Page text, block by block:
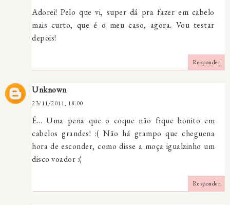
Adorei! Pelo que vi, super dá pra fazer em cabelo
mais curto, que é o meu caso, agora. Vou testar
depois!
Responder
Unknown
23/11/2011, 18:00
É... Uma pena que o coque não fique bonito em
cabelos grandes! :( Não há grampo que cheguena
hora de esconder, como disse a moça igualzinho um
disco voador :(
Responder